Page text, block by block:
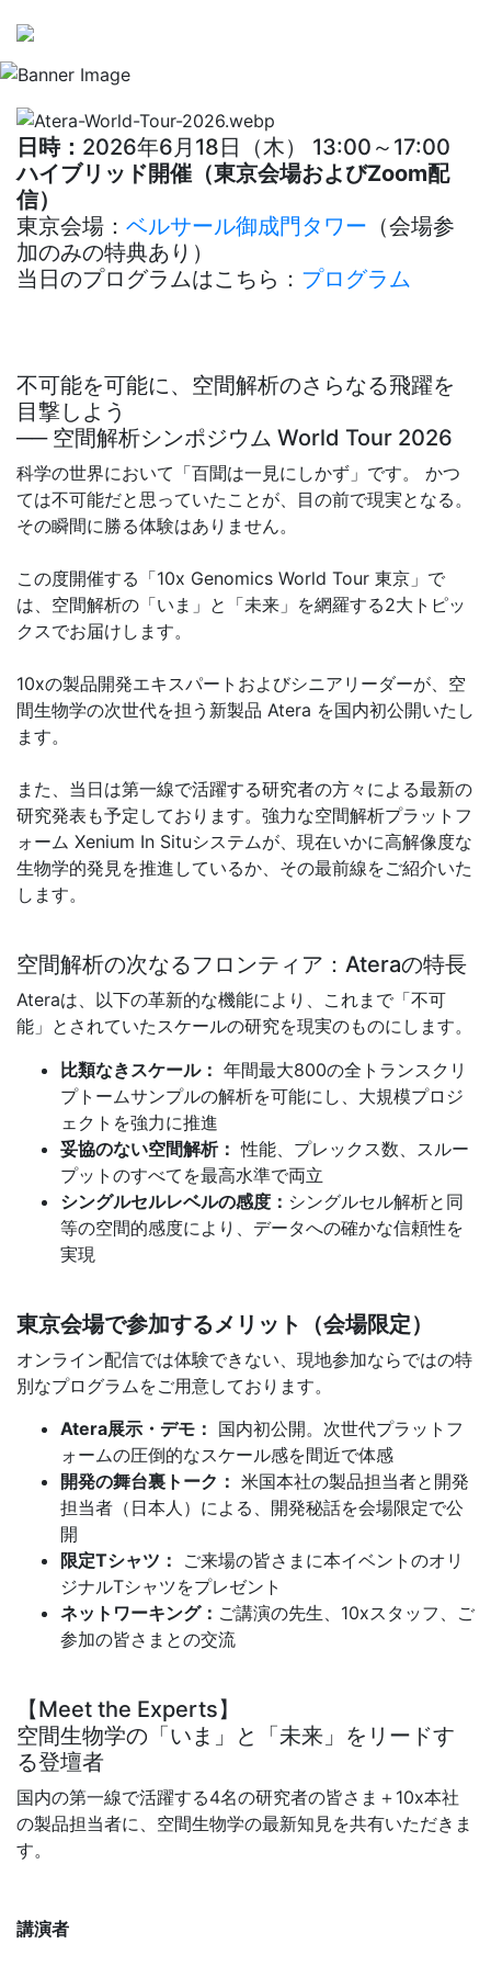
日時： 2026年6月18日（木） 13:00～17:00
ハイブリッド開催（東京会場およびZoom配
信）
東京会場： ベルサール御成門タワー （会場参
加のみの特典あり）
当日のプログラムはこちら： プログラム
不可能を可能に、空間解析のさらなる飛躍を
目撃しよう
── 空間解析シンポジウム World Tour 2026
科学の世界において「百聞は一見にしかず」です。 かつ
ては不可能だと思っていたことが、目の前で現実となる。
その瞬間に勝る体験はありません。
この度開催する「10x Genomics World Tour 東京」で
は、空間解析の「いま」と「未来」を網羅する2大トピッ
クスでお届けします。
10xの製品開発エキスパートおよびシニアリーダーが、空
間生物学の次世代を担う新製品 Atera を国内初公開いたし
ます。
また、当日は第一線で活躍する研究者の方々による最新の
研究発表も予定しております。強力な空間解析プラットフ
ォーム Xenium In Situシステムが、現在いかに高解像度な
生物学的発見を推進しているか、その最前線をご紹介いた
します。
空間解析の次なるフロンティア：Ateraの特長
Ateraは、以下の革新的な機能により、これまで「不可
能」とされていたスケールの研究を現実のものにします。
比類なきスケール： 年間最大800の全トランスクリ
プトームサンプルの解析を可能にし、大規模プロジ
ェクトを強力に推進
妥協のない空間解析： 性能、プレックス数、スルー
プットのすべてを最高水準で両立
シングルセルレベルの感度： シングルセル解析と同
等の空間的感度により、データへの確かな信頼性を
実現
東京会場で参加するメリット（会場限定）
オンライン配信では体験できない、現地参加ならではの特
別なプログラムをご用意しております。
Atera展示・デモ： 国内初公開。次世代プラットフ
ォームの圧倒的なスケール感を間近で体感
開発の舞台裏トーク： 米国本社の製品担当者と開発
担当者（日本人）による、開発秘話を会場限定で公
開
限定Tシャツ：
ご来場の皆さまに本イベントのオリ
ジナルTシャツをプレゼント
ネットワーキング： ご講演の先生、10xスタッフ、ご
参加の皆さまとの交流
【Meet the Experts】
空間生物学の「いま」と「未来」をリードす
る登壇者
国内の第一線で活躍する4名の研究者の皆さま＋10x本社
の製品担当者に、空間生物学の最新知見を共有いただきま
す。
講演者